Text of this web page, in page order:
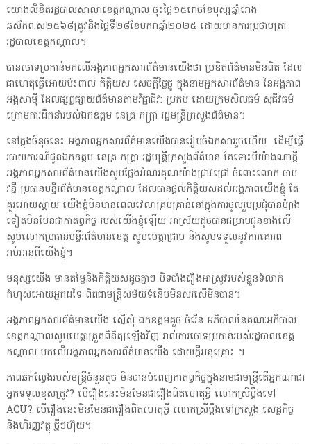
យោងលិខិតរដ្ឋបាលសាលាខេត្តកណ្តាល ចុះថ្ងៃ១៥រោចខែបុស្សឆ្នាំរោង
ឆស័កព.ស២៥៦៨ត្រូវនិងថ្ងៃទី២៨ខែមករាឆ្នាំ២០២៥ ដោយមានការប្រថាបត្រា
រដ្ឋបាលខេត្តកណ្តាល។
បានចោទប្រកាន់មកលើអង្គភាពអ្នកសារព័ត៌មានយើងថា ប្រឌិតព័ត៌មានមិនពិត ដែល
ជាហេតុធ្វើអោយប៉ះពាល កិត្តិយស សេចក្តីថ្លៃថ្នូ ក្នុងនាមអ្នកសារព័ត៌មាន នៃអង្គភាព
អង្គសាម៉ី ដែលផ្សព្វផ្សាយព័ត៌មានតាមវិជ្ជាជីវ: ប្រកប ដោយក្រមសិលធម៌ សុជីវធម៌
ក្រោមការដឹកនាំរបស់ឯកឧត្តម នេត្រ ភក្រ្តា រដ្ឋមន្ត្រីក្រសួងព័ត៌មាន។
នៅក្នុងចំនុចនេះ អង្គភាពអ្នកសារព័ត៌មានយើងបានរៀបចំឯកសាររួចហើយ ដើម្បីធ្វើ
របាយការណ៍ជូនឯកឧត្តម នេត្រ ភក្រ្តា រដ្ឋមន្ត្រីក្រសួងព័ត៌មាន តែទោះបីយ៉ាងណាក្តី
អង្គភាពអ្នកសារព័ត៌មានយើងសូមថ្លែងអំណរគុណយ៉ាងជ្រាវជ្រៅ ចំពោះលោក ចាប
វន្នី ប្រធានមន្ទីរព័ត៌មានខេត្តកណ្តាល ដែលបានផ្តល់កិត្តិយសដល់អង្គភាពយើងខ្ញុំ តែ
គួរអោយស្តាយ យើងខ្ញុំមិនមានពេលវេលាគ្រប់គ្រាន់នៅក្នុងការចូលរួមប្រជុំបានម៉្យាង
ទៀតមិនមែនជាកាតព្វកិច្ច របស់យើងខ្ញុំឡើយ អាស្រ័យដូចបានជម្រាបជូនខាងលើ
សូមលោកប្រធានមន្ទីរព័ត៌មានខេត្ត សូមមេត្តាជ្រាប និងសូមទទួលនូវការគោរព
រាប់អានពីយើងខ្ញុំ។
មនុស្សយើង មានតម្លៃនិងកិត្តិយសដូចគ្នាៗ បិទបាំងរឿងអាស្រូវរបស់ខ្លួនទំលាក់
កំហុសអោយអ្នកដទៃ ពិតជាមន្ត្រីសម័យទំនើបមិនសរសើមិនបាន។
អង្គភាពអ្នកសារព័ត៌មានយើង ស្នើសុំ ឯកឧត្តមគួច ចំរើន អភិបាលនៃគណៈអភិបាល
ខេត្តកណ្តាលសូមមេត្តាត្រួតពិនិត្យឡើងវិញ រាល់ការចោទប្រកាន់របស់រដ្ឋបាលខេត្ត
កណ្តាល មកលើអង្គភាពអ្នកសារព័ត៌មានយើង ដោយក្តីអនុគ្រោះ ។
ភាពឆក់ល្វែងរបស់មន្ត្រីចំនួនតូច មិនបានបំពេញកាតព្វកិច្ចក្នុងនាមជាមន្ត្រីតើអ្នកណាជា
អ្នកទទួលខុសត្រូវ? បើរឿងនេះមិនមែនជារឿងពិតហេតុអ្វី លោកស្រីប្តឹងទៅ
ACU? បើរឿងនេះមិនមែនជារឿងពិតហេតុអ្វី លោកស្រីប្តឹងទៅក្រសួង សេដ្ឋកិច្ច
និងហិរញ្ញវត្ថុ ថ្មីៗហ៊ុយ។